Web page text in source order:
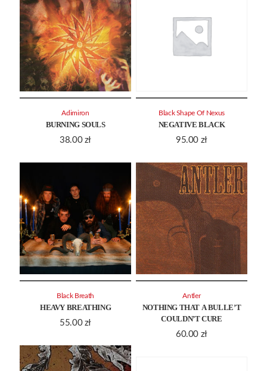
BURNING SOULS
38.00 zł
Adimiron
NEGATIVE BLACK
95.00 zł
Black Shape Of Nexus
HEAVY BREATHING
55.00 zł
Black Breath
NOTHING THAT A BULLE’T
COULDN’T CURE
60.00 zł
Antler